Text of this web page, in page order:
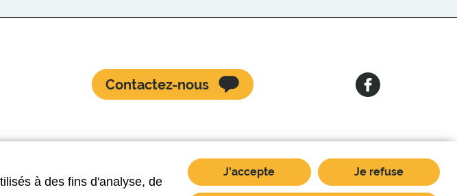
à des fins d'analyse, de
J'accepte Je refuse
Contactez-nous